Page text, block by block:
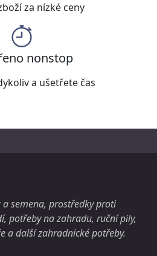
za nízké ceny
nonstop
a ušetřete čas
semena, prostředky proti
potřeby na zahradu, ruční pily,
a další zahradnické potřeby.